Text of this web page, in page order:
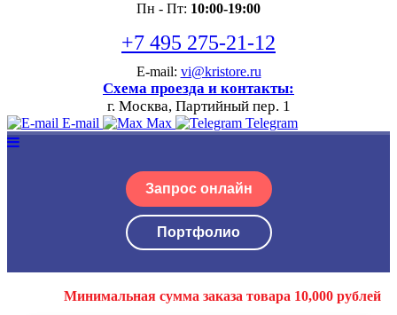
Пн - Пт: 10:00-19:00
+7 495 275-21-12
E-mail: vi@kristore.ru
Схема проезда и контакты:
г. Москва, Партийный пер. 1
E-mail Max Telegram
Запрос онлайн
Портфолио
Минимальная сумма заказа товара 10,000 рублей